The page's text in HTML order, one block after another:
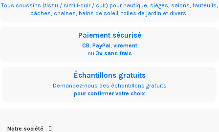
Tous coussins (tissu / simili-cuir / cuir) pour nautique, sièges, salons, fauteuils,
bâches, chaises, bains de soleil, toiles de jardin et divers...
Paiement sécurisé
CB PayPal, virement
ou 3x sans frais
Échantillons gratuits
Demandez-nous des échantillons gratuits
pour confirmer votre choix
Notre société